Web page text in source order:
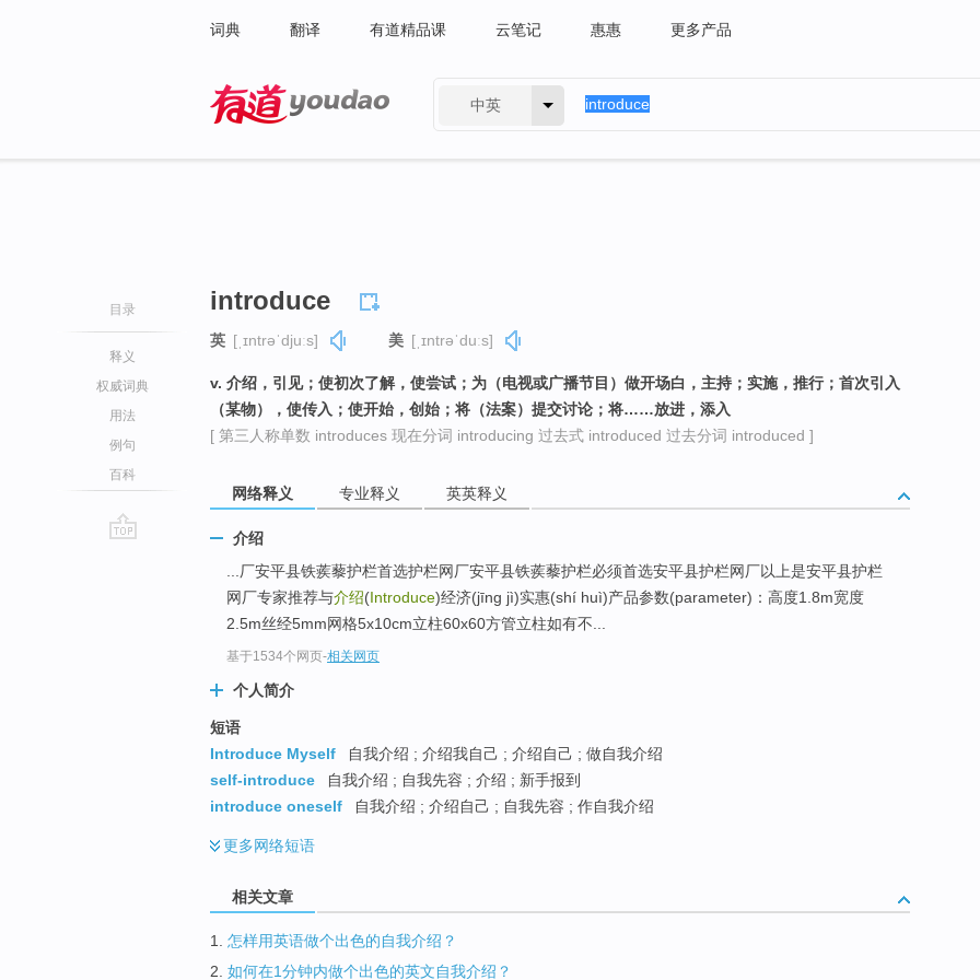
词典 翻译 有道精品课 云笔记 惠惠 更多产品
中英
目录
释义
权威词典
用法
例句
百科
introduce
英 [ˌɪntrəˈdjuːs] 美 [ˌɪntrəˈduːs]
v. 介绍，引见；使初次了解，使尝试；为（电视或广播节目）做开场白，主持；实施，推行；首次引入
（某物），使传入；使开始，创始；将（法案）提交讨论；将……放进，添入
[ 第三人称单数 introduces 现在分词 introducing 过去式 introduced 过去分词 introduced ]
网络释义 专业释义 英英释义
介绍
...厂安平县铁蒺藜护栏首选护栏网厂安平县铁蒺藜护栏必须首选安平县护栏网厂以上是安平县护栏
网厂专家推荐与介绍(Introduce)经济(jīng jì)实惠(shí huì)产品参数(parameter)：高度1.8m宽度
2.5m丝经5mm网格5x10cm立柱60x60方管立柱如有不...
基于1534个网页-相关网页
个人简介
短语
Introduce Myself
自我介绍 ; 介绍我自己 ; 介绍自己 ; 做自我介绍
self-introduce
自我介绍 ; 自我先容 ; 介绍 ; 新手报到
introduce oneself
自我介绍 ; 介绍自己 ; 自我先容 ; 作自我介绍
更多网络短语
相关文章
1. 怎样用英语做个出色的自我介绍？
2. 如何在1分钟内做个出色的英文自我介绍？